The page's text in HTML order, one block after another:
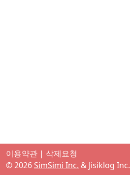
이용약관 | 삭제요청
©2026 SimSimi Inc. & Jisiklog Inc.